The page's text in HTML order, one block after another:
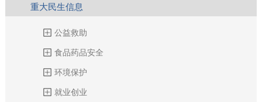
重大民生信息
公益救助
食品药品安全
环境保护
就业创业